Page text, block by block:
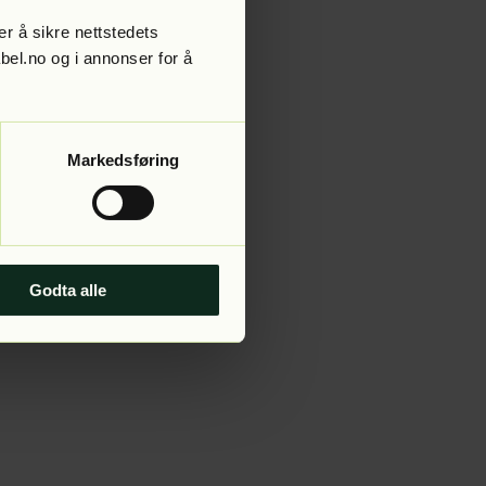
å sikre nettstedets
og i annonser for å
Markedsføring
Godta alle